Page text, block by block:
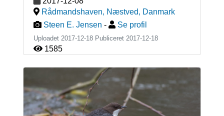
Rådmandshaven, Næstved, Danmark
Steen E. Jensen - Se profil
Uploadet 2017-12-18 Publiceret 2017-12-18
1585